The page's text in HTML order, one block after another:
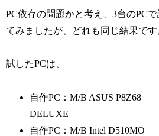
PC依存の問題かと考え、3台のPCで
てみましたが、どれも同じ結果です
試したPCは、
自作PC：M/B ASUS P8Z68
DELUXE
自作PC：M/B Intel D510MO